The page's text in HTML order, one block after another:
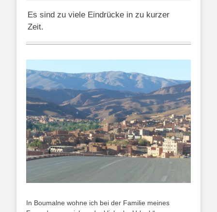
Es sind zu viele Eindrücke in zu kurzer
Zeit.
In Boumalne wohne ich bei der Familie meines